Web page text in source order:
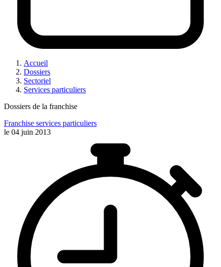
Accueil
Dossiers
Sectoriel
Services particuliers
Dossiers de la franchise
Franchise services particuliers
le 04 juin 2013